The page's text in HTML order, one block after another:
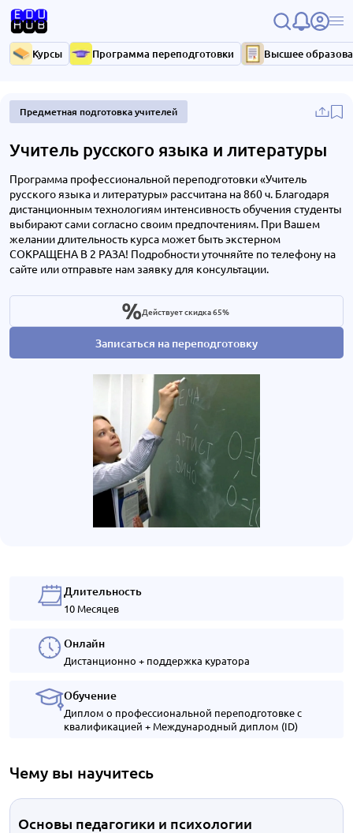
Курсы Программа переподготовки Высшее
Предметная подготовка учителей
Учитель русского языка и литературы
Программа профессиональной переподготовки «Учитель
русского языка и литературы» рассчитана на 860 ч. Благодаря
дистанционным технологиям интенсивность обучения студенты
выбирают сами согласно своим предпочтениям. При Вашем
желании длительность курса может быть экстерном
СОКРАЩЕНА В 2 РАЗА! Подробности уточняйте по телефону на
сайте или отправьте нам заявку для консультации.
Записаться на переподготовку
Действует скидка 65%
Длительность
10 Месяцев
Онлайн
Дистанционно + поддержка куратора
Обучение
Диплом о профессиональной переподготовке с
квалификацией + Международный диплом (ID)
Чему вы научитесь
Основы педагогики и психологии